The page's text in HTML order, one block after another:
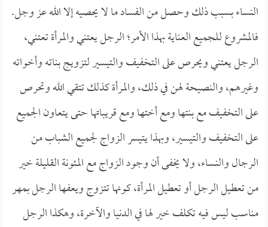
النساء بسبب ذلك وحصل من الفساد ما لا يحصيه إلا الله عز وجل.
فالمشروع للجميع العناية بهذا الأمر؛ الرجل يعتني والمرأة تعتني،
الرجل يعتني ويحرص على التخفيف والتيسير لتزويج بناته وأخواته
وغيرهم، والنصيحة لهن في ذلك، والمرأة كذلك تتقي الله وتحرص
على التخفيف مع بنتها ومع أختها ومع قريباتها حتى يتعاون الجميع
على التخفيف والتيسير، وبهذا يتيسر الزواج لجميع الشباب من
الرجال والنساء، ولا يخفى أن وجود الزواج مع المئونة القليلة خير
من تعطيل الرجل أو تعطيل المرأة، كونها تتزوج ويعفها الرجل بمهر
مناسب ليس فيه تكلف خير لها في الدنيا والآخرة، وهكذا الرجل